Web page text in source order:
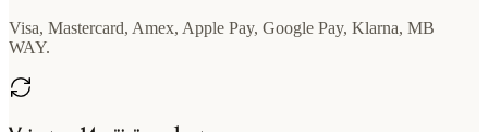
Visa, Mastercard, Amex, Apple Pay, Google Pay, Klarna, MB
WAY.